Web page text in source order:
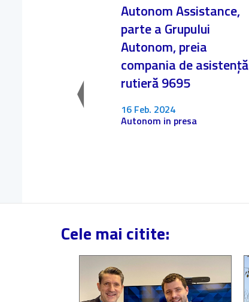
Autonom Assistance,
parte a Grupului
Autonom, preia
compania de asistență
rutieră 9695
16 Feb. 2024
Autonom in presa
Cele mai citite: